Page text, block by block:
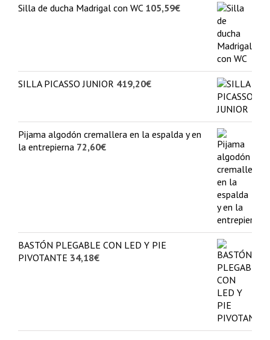
Silla de ducha Madrigal con WC 105,59€
SILLA PICASSO JUNIOR 419,20€
Pijama algodón cremallera en la espalda y en
la entrepierna 72,60€
BASTÓN PLEGABLE CON LED Y PIE
PIVOTANTE 34,18€